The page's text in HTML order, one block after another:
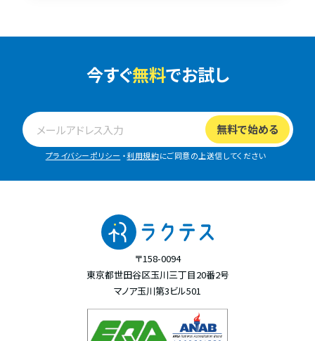
今すぐ無料でお試し
プライバシーポリシー ・利用規約にご同意の上送信してください
〒158-0094
東京都世田谷区玉川三丁目20番2号
マノア玉川第3ビル501